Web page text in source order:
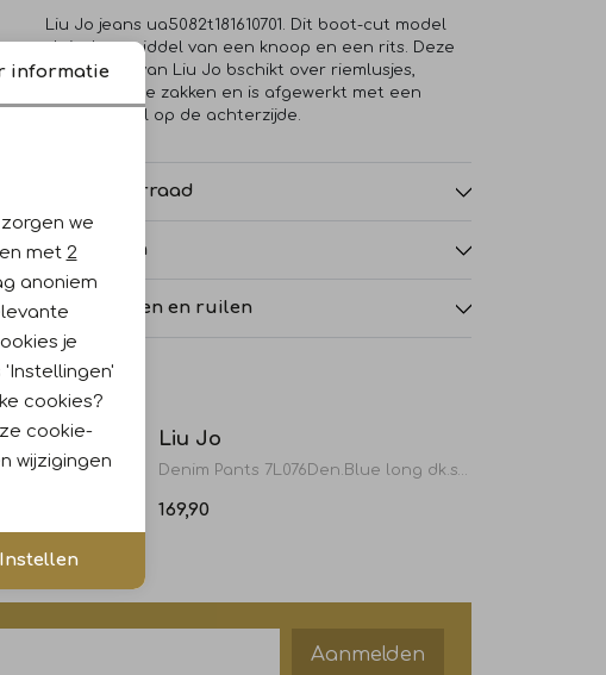
Liu Jo jeans ua5082t181610701. Dit boot-cut model
sluit door middel van een knoop en een rits. Deze
witte jeans van Liu Jo bschikt over riemlusjes,
verschillende zakken en is afgewerkt met een
glitter detail op de achterzijde.
Winkelvoorraad
Kenmerken
Retourneren en ruilen
Nieuw
Liu Jo
169,90
Aanmelden
informatie
we
met 2
anoniem
je
cookies?
cookie-
wijzigingen
Instellen